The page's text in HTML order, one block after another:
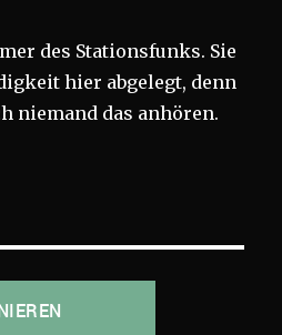
des Stationsfunks. Sie
hier abgelegt, denn
niemand das anhören.